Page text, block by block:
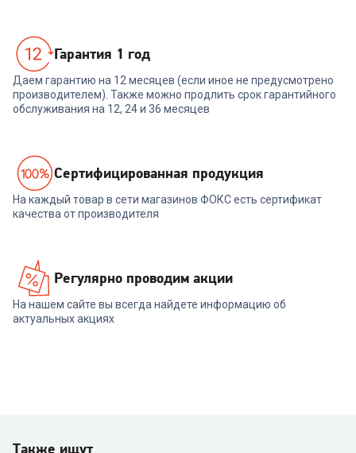
Гарантия 1 год
Даем гарантию на 12 месяцев (если иное не предусмотрено
производителем). Также можно продлить срок гарантийного
обслуживания на 12, 24 и 36 месяцев
Cертифицированная продукция
На каждый товар в сети магазинов ФОКС есть сертификат
качества от производителя
Регулярно проводим акции
На нашем сайте вы всегда найдете информацию об
актуальных акциях
Также ищут